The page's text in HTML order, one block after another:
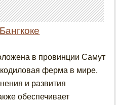
в провинции Самут
ферма в мире.
и развития
обеспечивает